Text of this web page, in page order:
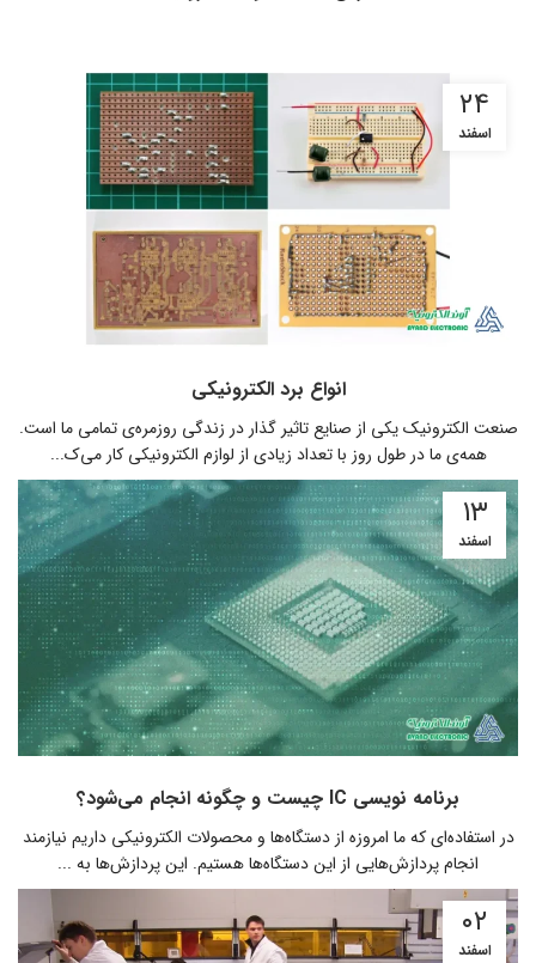
۲۴
اسفند
انواع برد الکترونیکی
صنعت الکترونیک یکی از صنایع تاثیر گذار در زندگی روزمره‌ی تمامی ما است‌.
همه‌ی ما در طول روز با تعداد زیادی از لوازم الکترونیکی کار می‌ک...
۱۳
اسفند
برنامه نویسی IC چیست و چگونه انجام می‌شود‌؟
در استفاده‌ای که ما امروزه از دستگاه‌ها و محصولات الکترونیکی داریم نیازمند
انجام پردازش‌هایی از این دستگاه‌ها هستیم‌. این پردازش‌ها به ...
۰۲
اسفند